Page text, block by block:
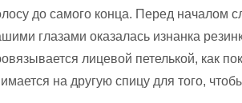
до самого конца. Перед началом
глазами оказалась изнанка
лицевой петелькой, как
на другую спицу для того,